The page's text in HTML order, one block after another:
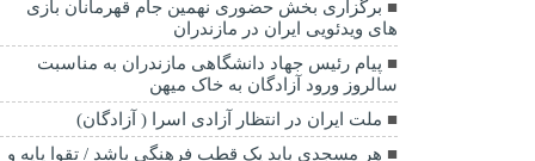
برگزاری بخش حضوری نهمین جام قهرمانان بازی
های ویدئویی ایران در مازندران
پیام رئیس جهاد دانشگاهی مازندران به مناسبت
سالروز ورود آزادگان به خاک میهن
ملت ایران در انتظار آزادی اسرا ( آزادگان)
هر مسجدی باید یک قطب فرهنگی باشد / تقوا پایه و